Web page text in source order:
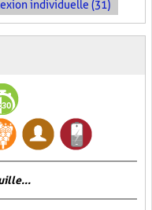
individuelle (31)